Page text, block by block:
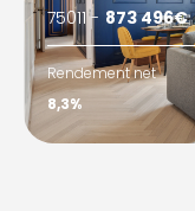
75011 - 873 496€
Rendement net
8,3%